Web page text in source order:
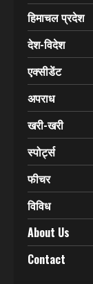
हिमाचल प्रदेश
देश-विदेश
एक्सीडेंट
अपराध
खरी-खरी
स्पोर्ट्स
फीचर
विविध
About Us
Contact